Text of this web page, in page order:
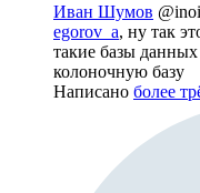
Иван Шумов
egorov_a, ну так
такие базы
колоночную базу
Написано более